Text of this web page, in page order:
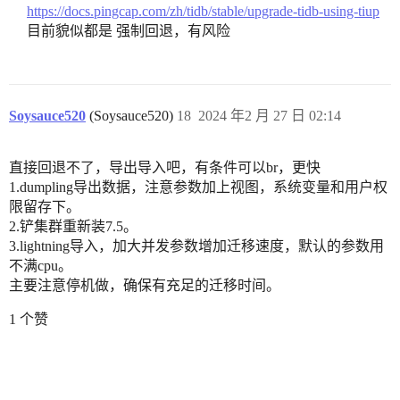
https://docs.pingcap.com/zh/tidb/stable/upgrade-tidb-using-tiup
目前貌似都是 强制回退，有风险
Soysauce520 (Soysauce520) 2024 年2 月 27 日 02:14
18
直接回退不了，导出导入吧，有条件可以br，更快
1.dumpling导出数据，注意参数加上视图，系统变量和用户权
限留存下。
2.铲集群重新装7.5。
3.lightning导入，加大并发参数增加迁移速度，默认的参数用
不满cpu。
主要注意停机做，确保有充足的迁移时间。
1 个赞